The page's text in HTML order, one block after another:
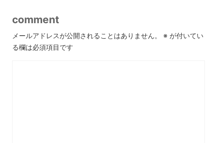
comment
メールアドレスが公開されることはありません。 ※ が付いてい
る欄は必須項目です